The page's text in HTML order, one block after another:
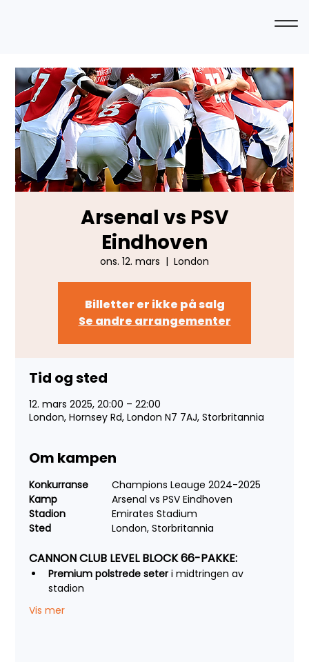
Arsenal vs PSV
Eindhoven
ons. 12. mars
  |
London
Billetter er ikke på salg
Se andre arrangementer
Tid og sted
12. mars 2025, 20:00 – 22:00
London, Hornsey Rd, London N7 7AJ, Storbritannia
Om kampen
Konkurranse
	Champions Leauge 2024-2025
Kamp
		Arsenal vs PSV Eindhoven
Stadion
		Emirates Stadium
	London, Storbritannia
CANNON CLUB LEVEL BLOCK 66-PAKKE:
Premium polstrede seter i midtringen av
stadion
Vis mer